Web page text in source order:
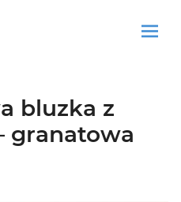
bluzka z
granatowa